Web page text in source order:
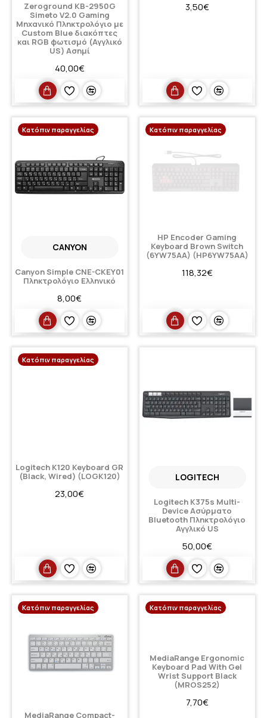
Zeroground KB-2950G
Simeto V2.0 Gaming
Μηχανικό Πληκτρολόγιο με
Custom Blue διακόπτες
και RGB φωτισμό (Αγγλικό
US) Ασημί
40,00€
3,50€
Κατόπιν παραγγελίας
CANYON
Canyon Simple CNE-CKEY01
Πληκτρολόγιο Ελληνικό
8,00€
Κατόπιν παραγγελίας
HP Encoder Gaming
Keyboard Brown Switch
(6YW75AA) (HP6YW75AA)
118,32€
Κατόπιν παραγγελίας
Logitech K120 Keyboard GR
(Black, Wired) (LOGK120)
23,00€
LOGITECH
Logitech K375s Multi-
Device Ασύρματο
Bluetooth Πληκτρολόγιο
Αγγλικό US
50,00€
Κατόπιν παραγγελίας
MediaRange Compact-
Κατόπιν παραγγελίας
MediaRange Ergonomic
Keyboard Pad With Gel
Wrist Support Black
(MROS252)
7,70€